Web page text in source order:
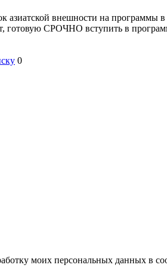
азиатской внешности на
СРОЧНО вступить в
0
моих персональных данных в